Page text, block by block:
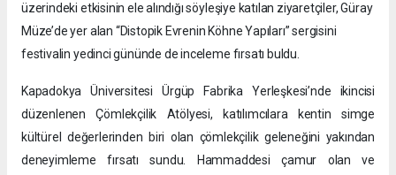
üzerindeki etkisinin ele alındığı söyleşiye katılan ziyaretçiler, Güray
Müze’de yer alan “Distopik Evrenin Köhne Yapıları” sergisini
festivalin yedinci gününde de inceleme fırsatı buldu.
Kapadokya Üniversitesi Ürgüp Fabrika Yerleşkesi’nde ikincisi
düzenlenen Çömlekçilik Atölyesi, katılımcılara kentin simge
kültürel değerlerinden biri olan çömlekçilik geleneğini yakından
deneyimleme fırsatı sundu. Hammaddesi çamur olan ve